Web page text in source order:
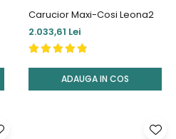
Carucior Maxi-Cosi Leona2
2.033,61 Lei
ADAUGA IN COS